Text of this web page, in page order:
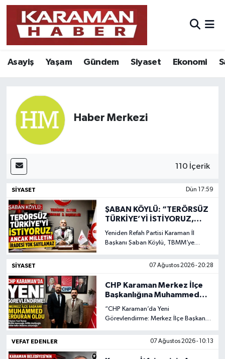
Asayiş Yaşam Gündem Siyaset Ekonomi
Haber Merkezi
110 İçerik
SIYASET Dün 17:59
ŞABAN KÖYLÜ: “TERÖRSÜZ
TÜRKİYE’Yİ İSTİYORUZ,
ANCAK MİLLETİN İRADESİ
Yeniden Refah Partisi Karaman İl
Başkanı Şaban Köylü, TBMM’ye
teklifine ilişkin değerlendirmelerde
sona ermesinin ortak hedef olduğunu
belirterek, sürecin adalet, hukuk,
şeffaflık ve millet iradesi temelinde
yürütülmesi gerektiğini söyledi.
SIYASET 07 Ağustos 2026 - 20:28
CHP Karaman Merkez İlçe
Başkanlığına Muhammed
“CHP Karaman’da Yeni
Görevlendirme: Merkez İlçe Başkanı
VEFAT EDENLER 07 Ağustos 2026 - 10:13
Asayiş
Bilim - Teknoloji
Ekonomi
Foto Galeri
Kültür Sanat
Sağlık
Siyaset
Spor
Vefat Edenler
Video Galeri
Yaşam
Nöbetçi Eczaneler
Hava Durumu
Trafik Durumu
Süper Lig Puan Durumu ve Fikstür
Son Dakika Haberleri
Haber Arşivi